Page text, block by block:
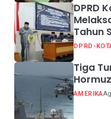
DPRD
Tahun
DPRD-
Tiga
AMERIKA